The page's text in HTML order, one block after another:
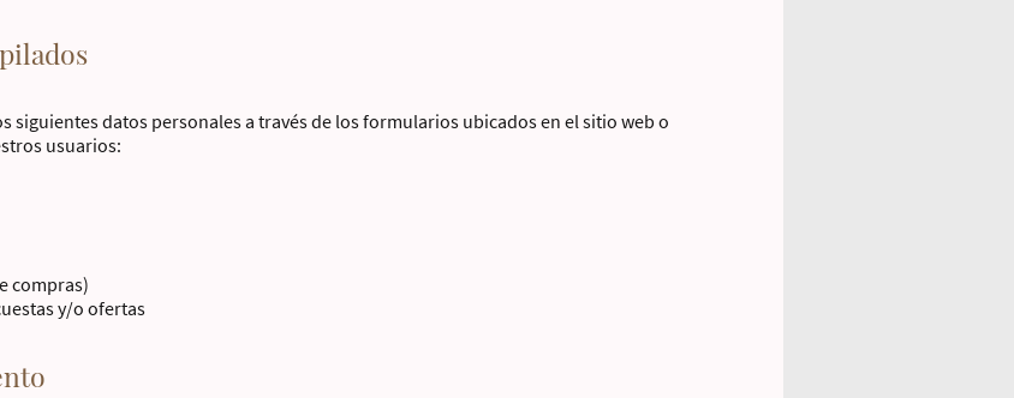
siguientes datos personales a través de los formularios ubicados en el sitio web o
usuarios:
compras)
y/o ofertas